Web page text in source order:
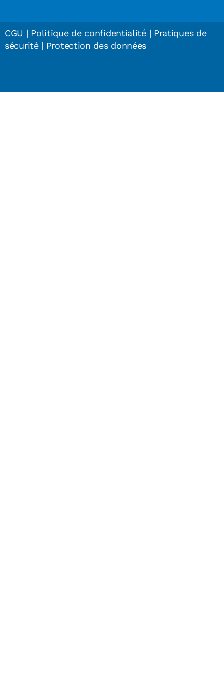
CGU | Politique de confidentialité| Pratiques de
sécurité| Protection des données